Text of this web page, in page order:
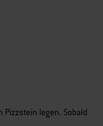
legen. Sobald